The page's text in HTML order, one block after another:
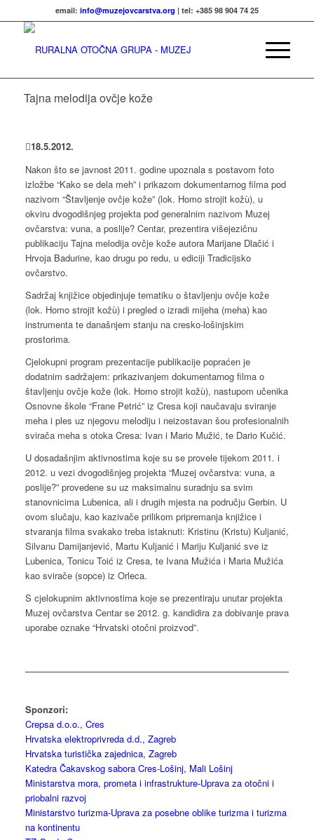
email: info@muzejovcarstva.org | tel: +385 98 904 74 25
Tajna melodija ovčje kože
18.5.2012.
Nakon što se javnost 2011. godine upoznala s postavom foto
izložbe “Kako se dela meh” i prikazom dokumentarnog filma pod
nazivom “Štavljenje ovčje kože” (lok. Homo strojit kožù), u
okviru dvogodišnjeg projekta pod generalnim nazivom Muzej
ovčarstva: vuna, a poslije? Centar, prezentira višejezičnu
publikaciju Tajna melodija ovčje kože autora Marijane Dlačić i
Hrvoja Badurine, kao drugu po redu, u ediciji Tradicijsko
ovčarstvo.
Sadržaj knjižice objedinjuje tematiku o štavljenju ovčje kože
(lok. Homo strojit kožù) i pregled o izradi mijeha (meha) kao
instrumenta te današnjem stanju na cresko-lošinjskim
prostorima.
Cjelokupni program prezentacije publikacije popraćen je
dodatnim sadržajem: prikazivanjem dokumentarnog filma o
štavljenju ovčje kože (lok. Homo strojit kožù), nastupom učenika
Osnovne škole “Frane Petrić” iz Cresa koji naučavaju sviranje
meha i ples uz njegovu melodiju i neizostavan šou profesionalnih
svirača meha s otoka Cresa: Ivan i Mario Mužić, te Dario Kučić.
U dosadašnjim aktivnostima koje su se provele tijekom 2011. i
2012. u vezi dvogodišnjeg projekta “Muzej ovčarstva: vuna, a
poslije?” provedene su uz maksimalnu suradnju sa svim
stanovnicima Lubenica, ali i drugih mjesta na području Gerbin. U
ovom slučaju, kao kazivače prilikom pripremanja knjižice i
stvaranja filma svakako treba istaknuti: Kristinu (Kristu) Kuljanić,
Silvanu Damijanjević, Martu Kuljanić i Mariju Kuljanić sve iz
Lubenica, Tonicu Toić iz Cresa, te Ivana Mužića i Maria Mužića
kao svirače (sopce) iz Orleca.
S cjelokupnim aktivnostima koje se prezentiraju unutar projekta
Muzej ovčarstva Centar se 2012. g. kandidira za dobivanje prava
uporabe oznake “Hrvatski otočni proizvod”.
Sponzori:
Crepsa d.o.o., Cres
Hrvatska elektroprivreda d.d., Zagreb
Hrvatska turistička zajednica, Zagreb
Katedra Čakavskog sabora Cres-Lošinj, Mali Lošinj
Ministarstva mora, prometa i infrastrukture-Uprava za otočni i
priobalni razvoj
Ministarstvo turizma-Uprava za posebne oblike turizma i turizma
na kontinentu